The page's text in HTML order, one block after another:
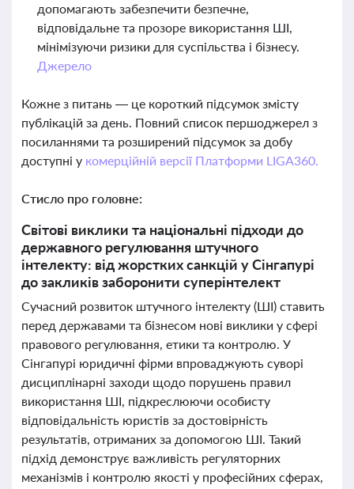
допомагають забезпечити безпечне,
відповідальне та прозоре використання ШІ,
мінімізуючи ризики для суспільства і бізнесу.
Джерело
Кожне з питань — це короткий підсумок змісту
публікацій за день. Повний список першоджерел з
посиланнями та розширений підсумок за добу
доступні у комерційній версії Платформи LIGA360.
Стисло про головне:
Світові виклики та національні підходи до
державного регулювання штучного
інтелекту: від жорстких санкцій у Сінгапурі
до закликів заборонити суперінтелект
Сучасний розвиток штучного інтелекту (ШІ) ставить
перед державами та бізнесом нові виклики у сфері
правового регулювання, етики та контролю. У
Сінгапурі юридичні фірми впроваджують суворі
дисциплінарні заходи щодо порушень правил
використання ШІ, підкреслюючи особисту
відповідальність юристів за достовірність
результатів, отриманих за допомогою ШІ. Такий
підхід демонструє важливість регуляторних
механізмів і контролю якості у професійних сферах,